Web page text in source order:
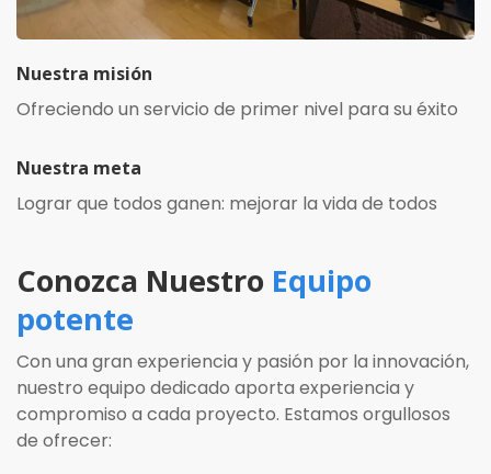
Nuestra misión
Ofreciendo un servicio de primer nivel para su éxito
Nuestra meta
Lograr que todos ganen: mejorar la vida de todos
Conozca Nuestro Equipo
potente
Con una gran experiencia y pasión por la innovación,
nuestro equipo dedicado aporta experiencia y
compromiso a cada proyecto. Estamos orgullosos
de ofrecer: